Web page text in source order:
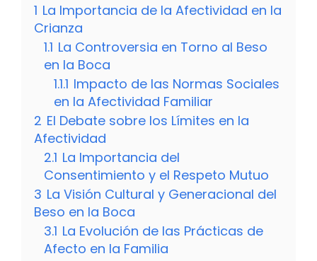
1 La Importancia de la Afectividad en la
Crianza
1.1 La Controversia en Torno al Beso
en la Boca
1.1.1 Impacto de las Normas Sociales
en la Afectividad Familiar
2 El Debate sobre los Límites en la
Afectividad
2.1 La Importancia del
Consentimiento y el Respeto Mutuo
3 La Visión Cultural y Generacional del
Beso en la Boca
3.1 La Evolución de las Prácticas de
Afecto en la Familia